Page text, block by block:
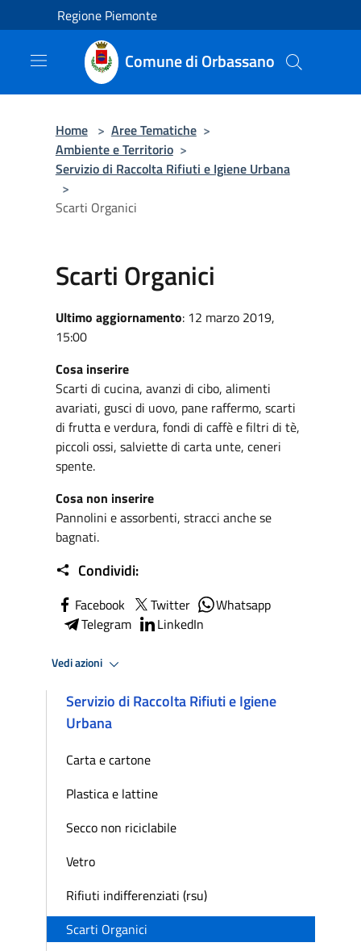
Salta al contenuto principale
Regione Piemonte
Comune di Orbassano
Home > Aree Tematiche >
Ambiente e Territorio >
Servizio di Raccolta Rifiuti e Igiene Urbana
>
Scarti Organici
Scarti Organici
Ultimo aggiornamento: 12 marzo 2019,
15:00
Cosa inserire
Scarti di cucina, avanzi di cibo, alimenti
avariati, gusci di uovo, pane raffermo, scarti
di frutta e verdura, fondi di caffè e filtri di tè,
piccoli ossi, salviette di carta unte, ceneri
spente.
Cosa non inserire
Pannolini e assorbenti, stracci anche se
bagnati.
Condividi:
Facebook Twitter
Whatsapp
Telegram
LinkedIn
Vedi azioni
Servizio di Raccolta Rifiuti e Igiene
Urbana
Carta e cartone
Plastica e lattine
Secco non riciclabile
Vetro
Rifiuti indifferenziati (rsu)
Scarti Organici